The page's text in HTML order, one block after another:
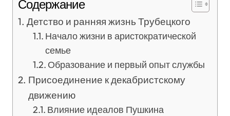
Содержание
Детство и ранняя жизнь Трубецкого
Начало жизни в аристократической
семье
Образование и первый опыт службы
Присоединение к декабристскому
движению
Влияние идеалов Пушкина